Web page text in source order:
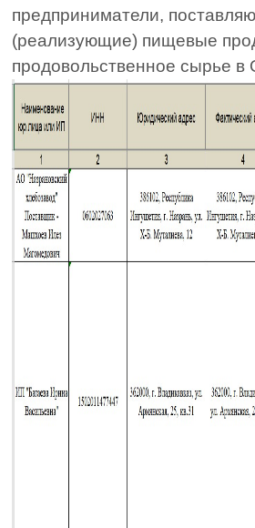
предприниматели,
(реализующие) пищевые
продовольственное сырье в